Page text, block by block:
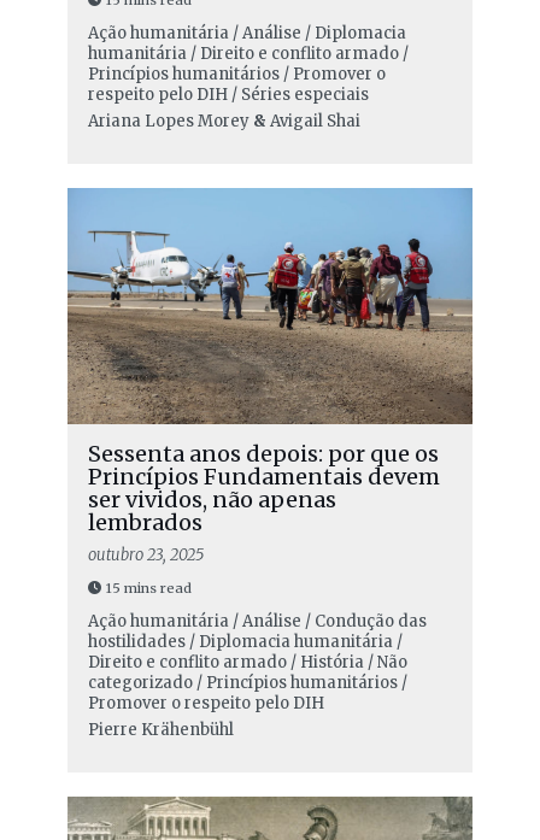
Ação humanitária / Análise / Diplomacia
humanitária / Direito e conflito armado /
Princípios humanitários / Promover o
respeito pelo DIH / Séries especiais
Ariana Lopes Morey& Avigail Shai
Sessenta anos depois: por que os
Princípios Fundamentais devem
ser vividos, não apenas
lembrados
outubro 23, 2025
15 mins read
Ação humanitária / Análise / Condução das
hostilidades / Diplomacia humanitária /
Direito e conflito armado / História / Não
categorizado / Princípios humanitários /
Promover o respeito pelo DIH
Pierre Krähenbühl